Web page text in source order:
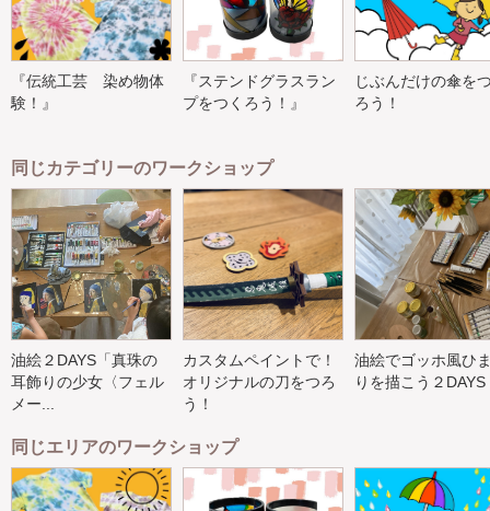
『伝統工芸 染め物体
験！』
『ステンドグラスラン
プをつくろう！』
じぶんだけの傘を
ろう！
同じカテゴリーのワークショップ
油絵２DAYS「真珠の
耳飾りの少女〈フェル
メー...
カスタムペイントで！
オリジナルの刀をつろ
う！
油絵でゴッホ風ひ
りを描こう２DAYS
同じエリアのワークショップ